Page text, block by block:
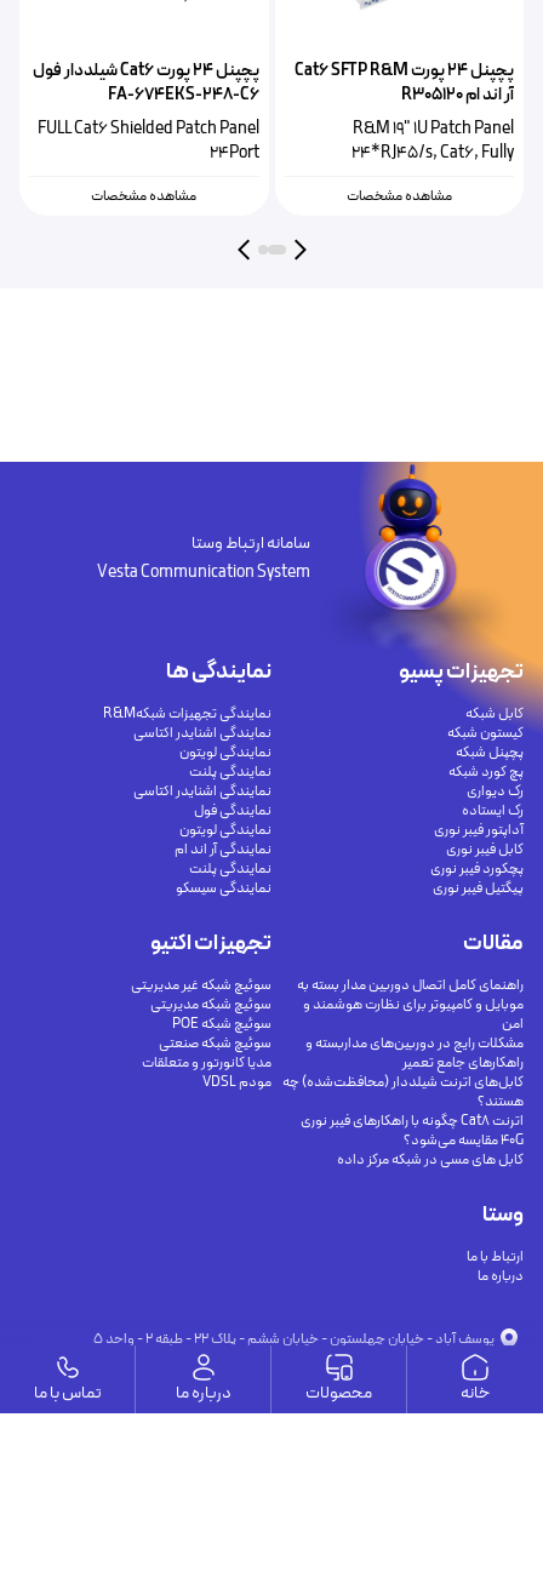
پچپنل ۲۴ پورت Cat6 SFTP R&M
آر اند ام R305120
R&M 19" 1U Patch Panel
24*RJ45/s, Cat6, Fully
مشاهده مشخصات
پچپنل ۲۴ پورت Cat6 شیلددار فول
FA-674EKS-248-C6
FULL Cat6 Shielded Patch Panel
24Port
مشاهده مشخصات
سامانه ارتباط وستا
Vesta Communication System
وستا
ارتباط با ما
درباره ما
تجهیزات پسیو
کابل شبکه
کیستون شبکه
پچپنل شبکه
پچ کورد شبکه
رک دیواری
رک ایستاده
آداپتور فیبر نوری
کابل فیبر نوری
پچکورد فیبر نوری
پیگتیل فیبر نوری
تجهیزات اکتیو
سوئیچ شبکه غیر مدیریتی
سوئیچ شبکه مدیریتی
سوئیچ شبکه POE
سوئیچ شبکه صنعتی
مدیا کانورتور و متعلقات
مودم VDSL
نمایندگی ها
نمایندگی تجهیزات شبکهR&M
نمایندگی اشنایدر اکتاسی
نمایندگی لویتون
نمایندگی پلنت
نمایندگی اشنایدر اکتاسی
نمایندگی فول
نمایندگی لویتون
نمایندگی آر اند ام
نمایندگی پلنت
نمایندگی سیسکو
مقالات
راهنمای کامل اتصال دوربین مدار بسته به
موبایل و کامپیوتر برای نظارت هوشمند و
امن
مشکلات رایج در دوربین‌های مداربسته و
راهکارهای جامع تعمیر
کابل‌های اترنت شیلددار (محافظت‌شده) چه
هستند؟
اترنت Cat8 چگونه با راهکارهای فیبر نوری
40G مقایسه می‌شود؟
کابل های مسی در شبکه مرکز داده
يوسف آباد - خيابان چهلستون - خيابان ششم - پلاك ٢٢ - طبقه ٢ - واحد ٥
info@vesta-com.com
09126394251
09191302116
خانه محصولات درباره ما تماس با ما